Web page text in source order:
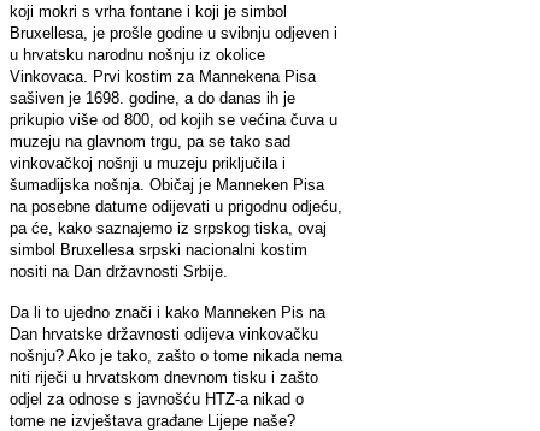
koji mokri s vrha fontane i koji je simbol
Bruxellesa, je prošle godine u svibnju odjeven i
u hrvatsku narodnu nošnju iz okolice
Vinkovaca. Prvi kostim za Mannekena Pisa
sašiven je 1698. godine, a do danas ih je
prikupio više od 800, od kojih se većina čuva u
muzeju na glavnom trgu, pa se tako sad
vinkovačkoj nošnji u muzeju priključila i
šumadijska nošnja. Običaj je Manneken Pisa
na posebne datume odijevati u prigodnu odjeću,
pa će, kako saznajemo iz srpskog tiska, ovaj
simbol Bruxellesa srpski nacionalni kostim
nositi na Dan državnosti Srbije.
Da li to ujedno znači i kako Manneken Pis na
Dan hrvatske državnosti odijeva vinkovačku
nošnju? Ako je tako, zašto o tome nikada nema
niti riječi u hrvatskom dnevnom tisku i zašto
odjel za odnose s javnošću HTZ-a nikad o
tome ne izvještava građane Lijepe naše?